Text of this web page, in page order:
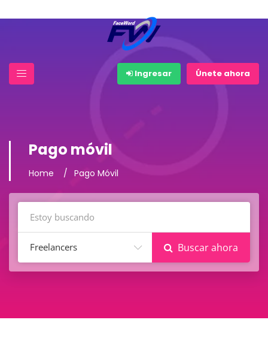
Ingresar Únete ahora
Pago móvil
Home Pago Móvil
Freelancers Buscar ahora